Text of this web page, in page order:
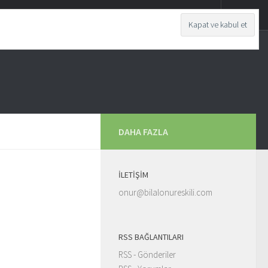
DAHA FAZLA
İLETIŞIM
onur@bilalonureskili.com
RSS BAĞLANTILARI
RSS - Gönderiler